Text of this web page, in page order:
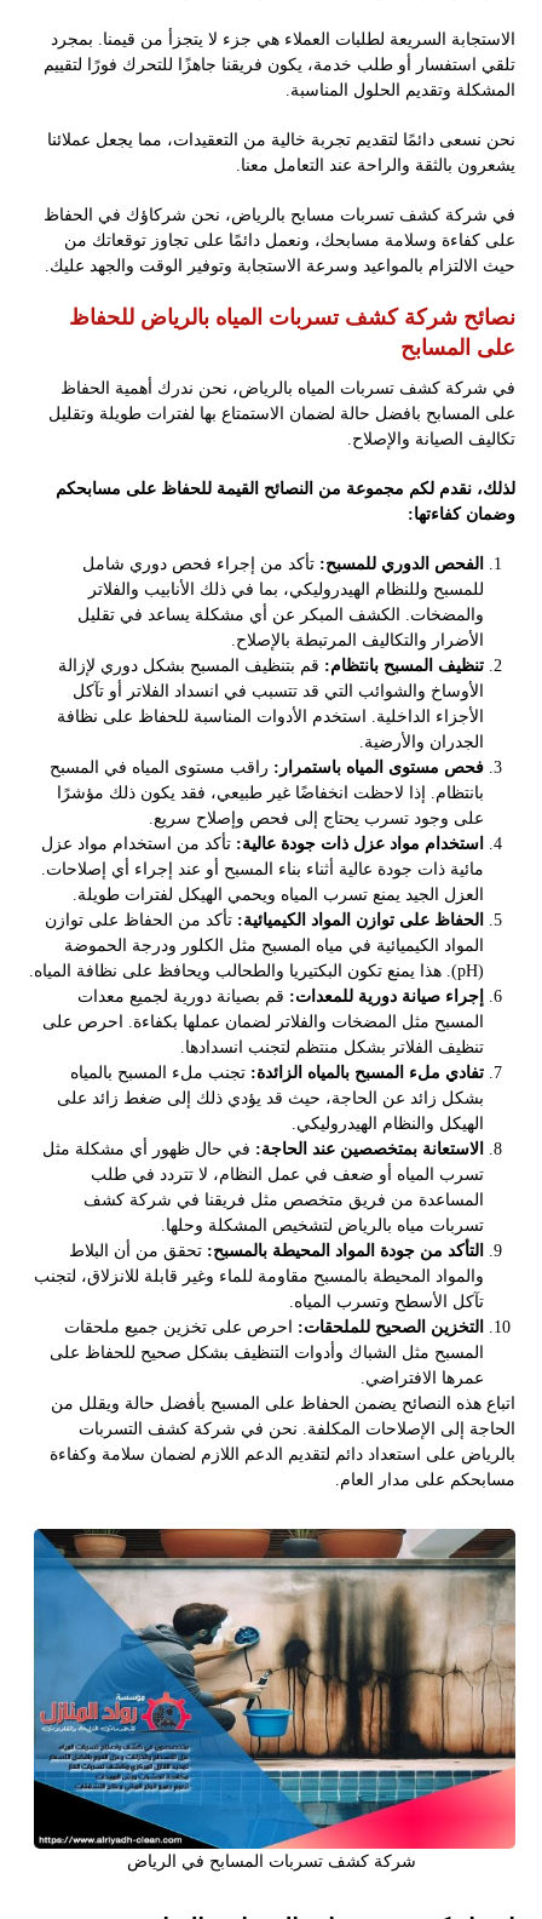
الاستجابة السريعة لطلبات العملاء هي جزء لا يتجزأ من قيمنا. بمجرد
تلقي استفسار أو طلب خدمة، يكون فريقنا جاهزًا للتحرك فورًا لتقييم
المشكلة وتقديم الحلول المناسبة.
نحن نسعى دائمًا لتقديم تجربة خالية من التعقيدات، مما يجعل عملائنا
يشعرون بالثقة والراحة عند التعامل معنا.
في شركة كشف تسربات مسابح بالرياض، نحن شركاؤك في الحفاظ
على كفاءة وسلامة مسابحك، ونعمل دائمًا على تجاوز توقعاتك من
حيث الالتزام بالمواعيد وسرعة الاستجابة وتوفير الوقت والجهد عليك.
نصائح شركة كشف تسربات المياه بالرياض للحفاظ
على المسابح
في شركة كشف تسربات المياه بالرياض، نحن ندرك أهمية الحفاظ
على المسابح بافضل حالة لضمان الاستمتاع بها لفترات طويلة وتقليل
تكاليف الصيانة والإصلاح.
لذلك، نقدم لكم مجموعة من النصائح القيمة للحفاظ على مسابحكم
وضمان كفاءتها:
الفحص الدوري للمسبح: تأكد من إجراء فحص دوري شامل
للمسبح وللنظام الهيدروليكي، بما في ذلك الأنابيب والفلاتر
والمضخات. الكشف المبكر عن أي مشكلة يساعد في تقليل
الأضرار والتكاليف المرتبطة بالإصلاح.
تنظيف المسبح بانتظام: قم بتنظيف المسبح بشكل دوري لإزالة
الأوساخ والشوائب التي قد تتسبب في انسداد الفلاتر أو تآكل
الأجزاء الداخلية. استخدم الأدوات المناسبة للحفاظ على نظافة
الجدران والأرضية.
فحص مستوى المياه باستمرار: راقب مستوى المياه في المسبح
بانتظام. إذا لاحظت انخفاضًا غير طبيعي، فقد يكون ذلك مؤشرًا
على وجود تسرب يحتاج إلى فحص وإصلاح سريع.
استخدام مواد عزل ذات جودة عالية: تأكد من استخدام مواد عزل
مائية ذات جودة عالية أثناء بناء المسبح أو عند إجراء أي إصلاحات.
العزل الجيد يمنع تسرب المياه ويحمي الهيكل لفترات طويلة.
الحفاظ على توازن المواد الكيميائية: تأكد من الحفاظ على توازن
المواد الكيميائية في مياه المسبح مثل الكلور ودرجة الحموضة
(pH). هذا يمنع تكون البكتيريا والطحالب ويحافظ على نظافة المياه.
إجراء صيانة دورية للمعدات: قم بصيانة دورية لجميع معدات
المسبح مثل المضخات والفلاتر لضمان عملها بكفاءة. احرص على
تنظيف الفلاتر بشكل منتظم لتجنب انسدادها.
تفادي ملء المسبح بالمياه الزائدة: تجنب ملء المسبح بالمياه
بشكل زائد عن الحاجة، حيث قد يؤدي ذلك إلى ضغط زائد على
الهيكل والنظام الهيدروليكي.
الاستعانة بمتخصصين عند الحاجة: في حال ظهور أي مشكلة مثل
تسرب المياه أو ضعف في عمل النظام، لا تتردد في طلب
المساعدة من فريق متخصص مثل فريقنا في شركة كشف
تسربات مياه بالرياض لتشخيص المشكلة وحلها.
التأكد من جودة المواد المحيطة بالمسبح: تحقق من أن البلاط
والمواد المحيطة بالمسبح مقاومة للماء وغير قابلة للانزلاق، لتجنب
تآكل الأسطح وتسرب المياه.
التخزين الصحيح للملحقات: احرص على تخزين جميع ملحقات
المسبح مثل الشباك وأدوات التنظيف بشكل صحيح للحفاظ على
عمرها الافتراضي.
اتباع هذه النصائح يضمن الحفاظ على المسبح بأفضل حالة ويقلل من
الحاجة إلى الإصلاحات المكلفة. نحن في شركة كشف التسربات
بالرياض على استعداد دائم لتقديم الدعم اللازم لضمان سلامة وكفاءة
مسابحكم على مدار العام.
شركة كشف تسربات المسابح في الرياض